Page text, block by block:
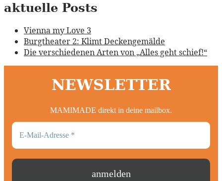
aktuelle Posts
Vienna my Love 3
Burgtheater 2: Klimt Deckengemälde
Die verschiedenen Arten von „Alles geht schief!“
NEWSLETTER
MAMIMADE direkt in deine mailbox.